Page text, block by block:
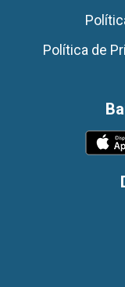
Política de